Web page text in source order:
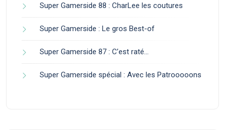
Super Gamerside 88 : CharLee les coutures
Super Gamerside : Le gros Best-of
Super Gamerside 87 : C’est raté…
Super Gamerside spécial : Avec les Patrooooons